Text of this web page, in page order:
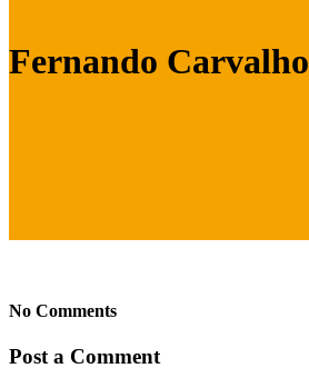
Fernando Carvalho
No Comments
Post a Comment